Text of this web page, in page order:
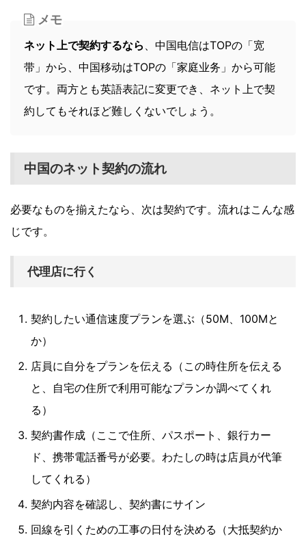
メモ
ネット上で契約するなら 、中国电信はTOPの「宽
带」から、中国移动はTOPの「家庭业务」から可能
です。両方とも英語表記に変更でき、ネット上で契
約してもそれほど難しくないでしょう。
中国のネット契約の流れ
必要なものを揃えたなら、次は契約です。流れはこんな感
じです。
代理店に行く
契約したい通信速度プランを選ぶ（50M、100Mと
か）
店員に自分をプランを伝える（この時住所を伝える
と、自宅の住所で利用可能なプランか調べてくれ
る）
契約書作成（ここで住所、パスポート、銀行カー
ド、携帯電話番号が必要。わたしの時は店員が代筆
してくれる）
契約内容を確認し、契約書にサイン
回線を引くための工事の日付を決める（大抵契約か